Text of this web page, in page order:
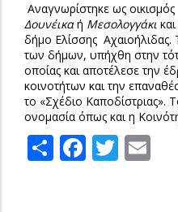
Αναγνωρίστηκε ως
Δουνέικαή Μεσολογγάκι
δήμο Ελίσσης
των δήμων, υπήχθη στην
οποίας και αποτέλεσε την
κοινοτήτων και την
το «Σχέδιο Καποδίστριας».
ονομασία όπως και η
Share